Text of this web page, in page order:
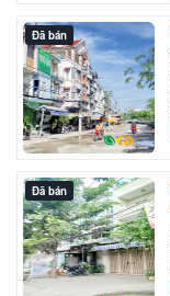
Đã bán
Đã bán